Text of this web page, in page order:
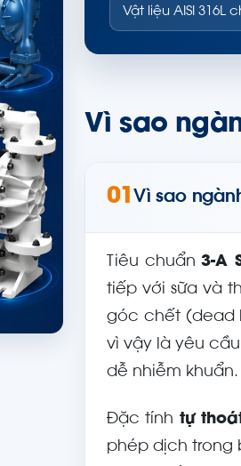
Vật liệu AISI
Vì sao
01 Vì sao
Tiêu chuẩn3-A
tiếp với sữa và
góc chết (dead
vì vậy là yêu
dễ nhiễm khuẩn.
Đặc tính tự
phép dịch trong